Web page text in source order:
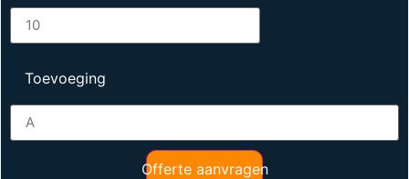
Toevoeging
Offerte aanvragen